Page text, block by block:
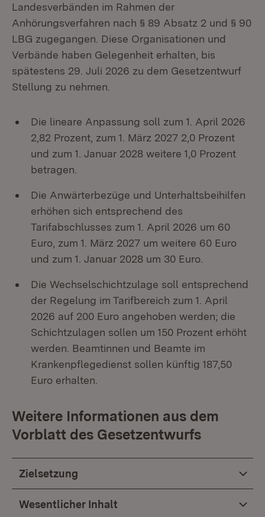
Landesverbänden im Rahmen der
Anhörungsverfahren nach § 89 Absatz 2 und § 90
LBG zugegangen. Diese Organisationen und
Verbände haben Gelegenheit erhalten, bis
spätestens 29. Juli 2026 zu dem Gesetzentwurf
Stellung zu nehmen.
Die lineare Anpassung soll zum 1. April 2026
2,82 Prozent, zum 1. März 2027 2,0 Prozent
und zum 1. Januar 2028 weitere 1,0 Prozent
betragen.
Die Anwärterbezüge und Unterhaltsbeihilfen
erhöhen sich entsprechend des
Tarifabschlusses zum 1. April 2026 um 60
Euro, zum 1. März 2027 um weitere 60 Euro
und zum 1. Januar 2028 um 30 Euro.
Die Wechselschichtzulage soll entsprechend
der Regelung im Tarifbereich zum 1. April
2026 auf 200 Euro angehoben werden; die
Schichtzulagen sollen um 150 Prozent erhöht
werden. Beamtinnen und Beamte im
Krankenpflegedienst sollen künftig 187,50
Euro erhalten.
Weitere Informationen aus dem
Vorblatt des Gesetzentwurfs
Zielsetzung
Wesentlicher Inhalt